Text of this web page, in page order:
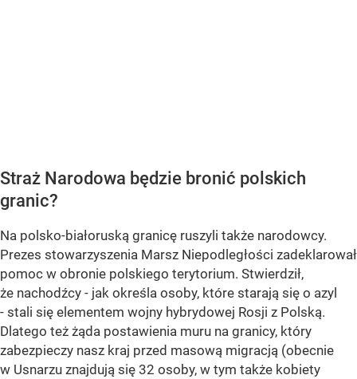
Straż Narodowa będzie bronić polskich
granic?
Na polsko-białoruską granicę ruszyli także narodowcy.
Prezes stowarzyszenia Marsz Niepodległości zadeklarował
pomoc w obronie polskiego terytorium. Stwierdził,
że nachodźcy - jak określa osoby, które starają się o azyl
- stali się elementem wojny hybrydowej Rosji z Polską.
Dlatego też żąda postawienia muru na granicy, który
zabezpieczy nasz kraj przed masową migracją (obecnie
w Usnarzu znajdują się 32 osoby, w tym także kobiety